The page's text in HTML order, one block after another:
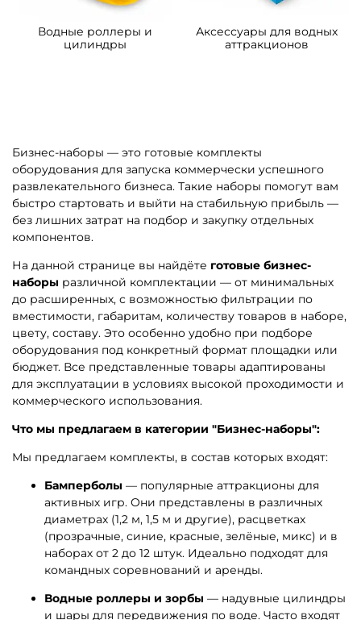
Водные роллеры и
цилиндры
Аксессуары для водных
аттракционов
Бизнес-наборы — это готовые комплекты
оборудования для запуска коммерчески успешного
развлекательного бизнеса. Такие наборы помогут вам
быстро стартовать и выйти на стабильную прибыль —
без лишних затрат на подбор и закупку отдельных
компонентов.
На данной странице вы найдёте готовые бизнес-
наборы различной комплектации — от минимальных
до расширенных, с возможностью фильтрации по
вместимости, габаритам, количеству товаров в наборе,
цвету, составу. Это особенно удобно при подборе
оборудования под конкретный формат площадки или
бюджет. Все представленные товары адаптированы
для эксплуатации в условиях высокой проходимости и
коммерческого использования.
Что мы предлагаем в категории "Бизнес-наборы":
Мы предлагаем комплекты, в состав которых входят:
Бамперболы — популярные аттракционы для
активных игр. Они представлены в различных
диаметрах (1,2 м, 1,5 м и другие), расцветках
(прозрачные, синие, красные, зелёные, микс) и в
наборах от 2 до 12 штук. Идеально подходят для
командных соревнований и аренды.
Водные роллеры и зорбы — надувные цилиндры
и шары для передвижения по воде. Часто входят